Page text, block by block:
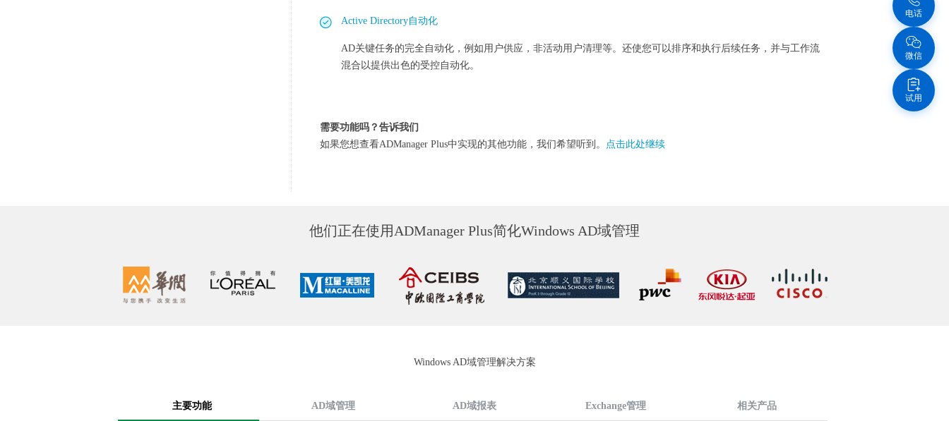
Active Directory自动化
AD关键任务的完全自动化，例如用户供应，非活动用户清理等。还使您可以排序和执行后续任务，并与工作流
混合以提供出色的受控自动化。
需要功能吗？告诉我们
如果您想查看ADManager Plus中实现的其他功能，我们希望听到。 点击此处继续
他们正在使用ADManager Plus简化Windows AD域管理
Windows AD域管理解决方案
主要功能 AD域管理 AD域报表 Exchange管理 相关产品
电话
微信
试用